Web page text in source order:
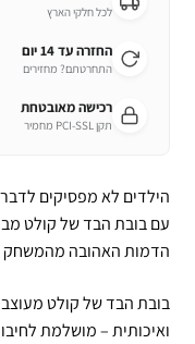
לכל חלקי הארץ
החזרה עד 14 יום
התחרטתם? מחזירים
רכישה מאובטחת
תקן PCI-SSL מחמיר
הדמות האהובה מהמשחק
בובת הבד של קולט
ואיכותית – מושלמת